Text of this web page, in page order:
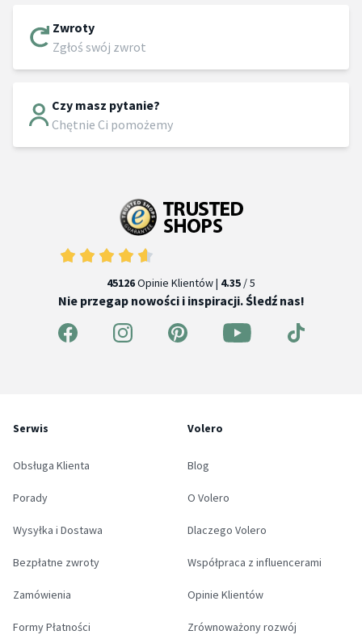
Zwroty
Zgłoś swój zwrot
Czy masz pytanie?
Chętnie Ci pomożemy
45126Opinie Klientów | 4.35 / 5
Nie przegap nowości i inspiracji. Śledź nas!
Serwis
Obsługa Klienta
Porady
Wysyłka i Dostawa
Bezpłatne zwroty
Zamówienia
Formy Płatności
Volero
Blog
O Volero
Dlaczego Volero
Współpraca z influencerami
Opinie Klientów
Zrównoważony rozwój